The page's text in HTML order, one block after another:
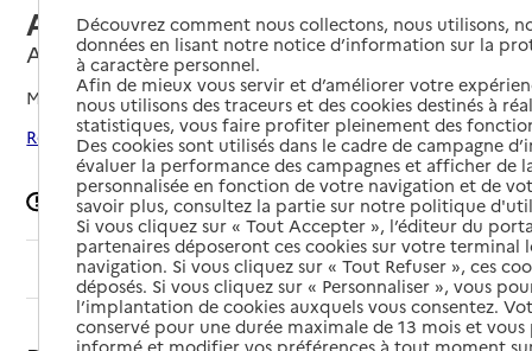
Accueil de jour la Clé des Sens
Agen, LOT-ET-GARONNE
Mis à jour le08/09/2024
Rechercher les établissements autour de Agen
Signaler une erreur
Sommaire
Découvrez comment nous collectons, nous utilisons,
données en lisant notre notice d’information sur la
à caractère personnel.
Afin de mieux vous servir et d’améliorer votre
nous utilisons des traceurs et des cookies destinés à
statistiques, vous faire profiter pleinement des
Des cookies sont utilisés dans le cadre de campagne
évaluer la performance des campagnes et afficher de
personnalisée en fonction de votre navigation et de
savoir plus, consultez la partie sur notre politique
Si vous cliquez sur « Tout Accepter », l’éditeur du
partenaires déposeront ces cookies sur votre terminal
navigation. Si vous cliquez sur « Tout Refuser », ces
déposés. Si vous cliquez sur « Personnaliser », vous
l’implantation de cookies auxquels vous consentez.
conservé pour une durée maximale de 13 mois et